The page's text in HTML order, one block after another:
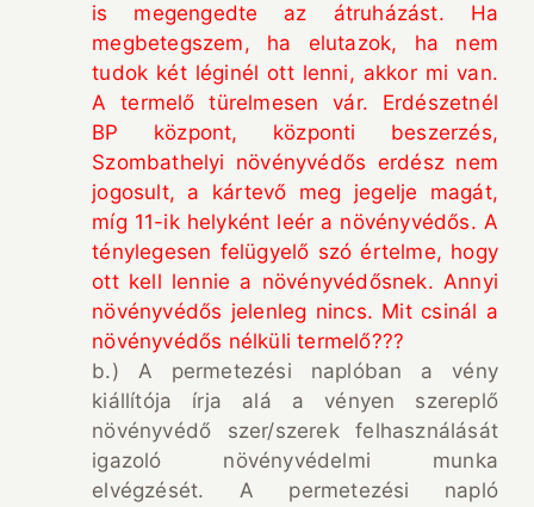
is megengedte az átruházást. Ha
megbetegszem, ha elutazok, ha nem
tudok két léginél ott lenni, akkor mi van.
A termelő türelmesen vár. Erdészetnél
BP központ, központi beszerzés,
Szombathelyi növényvédős erdész nem
jogosult, a kártevő meg jegelje magát,
míg 11-ik helyként leér a növényvédős. A
ténylegesen felügyelő szó értelme, hogy
ott kell lennie a növényvédősnek. Annyi
növényvédős jelenleg nincs. Mit csinál a
növényvédős nélküli termelő???
b.) A permetezési naplóban a vény
kiállítója írja alá a vényen szereplő
növényvédő szer/szerek felhasználását
igazoló növényvédelmi munka
elvégzését. A permetezési napló